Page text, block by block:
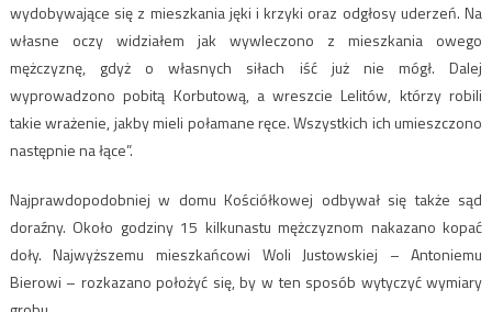
wydobywające się z mieszkania jęki i krzyki oraz odgłosy uderzeń. Na
własne oczy widziałem jak wywleczono z mieszkania owego
mężczyznę, gdyż o własnych siłach iść już nie mógł. Dalej
wyprowadzono pobitą Korbutową, a wreszcie Lelitów, którzy robili
takie wrażenie, jakby mieli połamane ręce. Wszystkich ich umieszczono
następnie na łące”.
Najprawdopodobniej w domu Kościółkowej odbywał się także sąd
doraźny. Około godziny 15 kilkunastu mężczyznom nakazano kopać
doły. Najwyższemu mieszkańcowi Woli Justowskiej – Antoniemu
Bierowi – rozkazano położyć się, by w ten sposób wytyczyć wymiary